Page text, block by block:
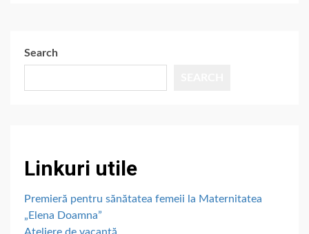
Search
Linkuri utile
Premieră pentru sănătatea femeii la Maternitatea
„Elena Doamna”